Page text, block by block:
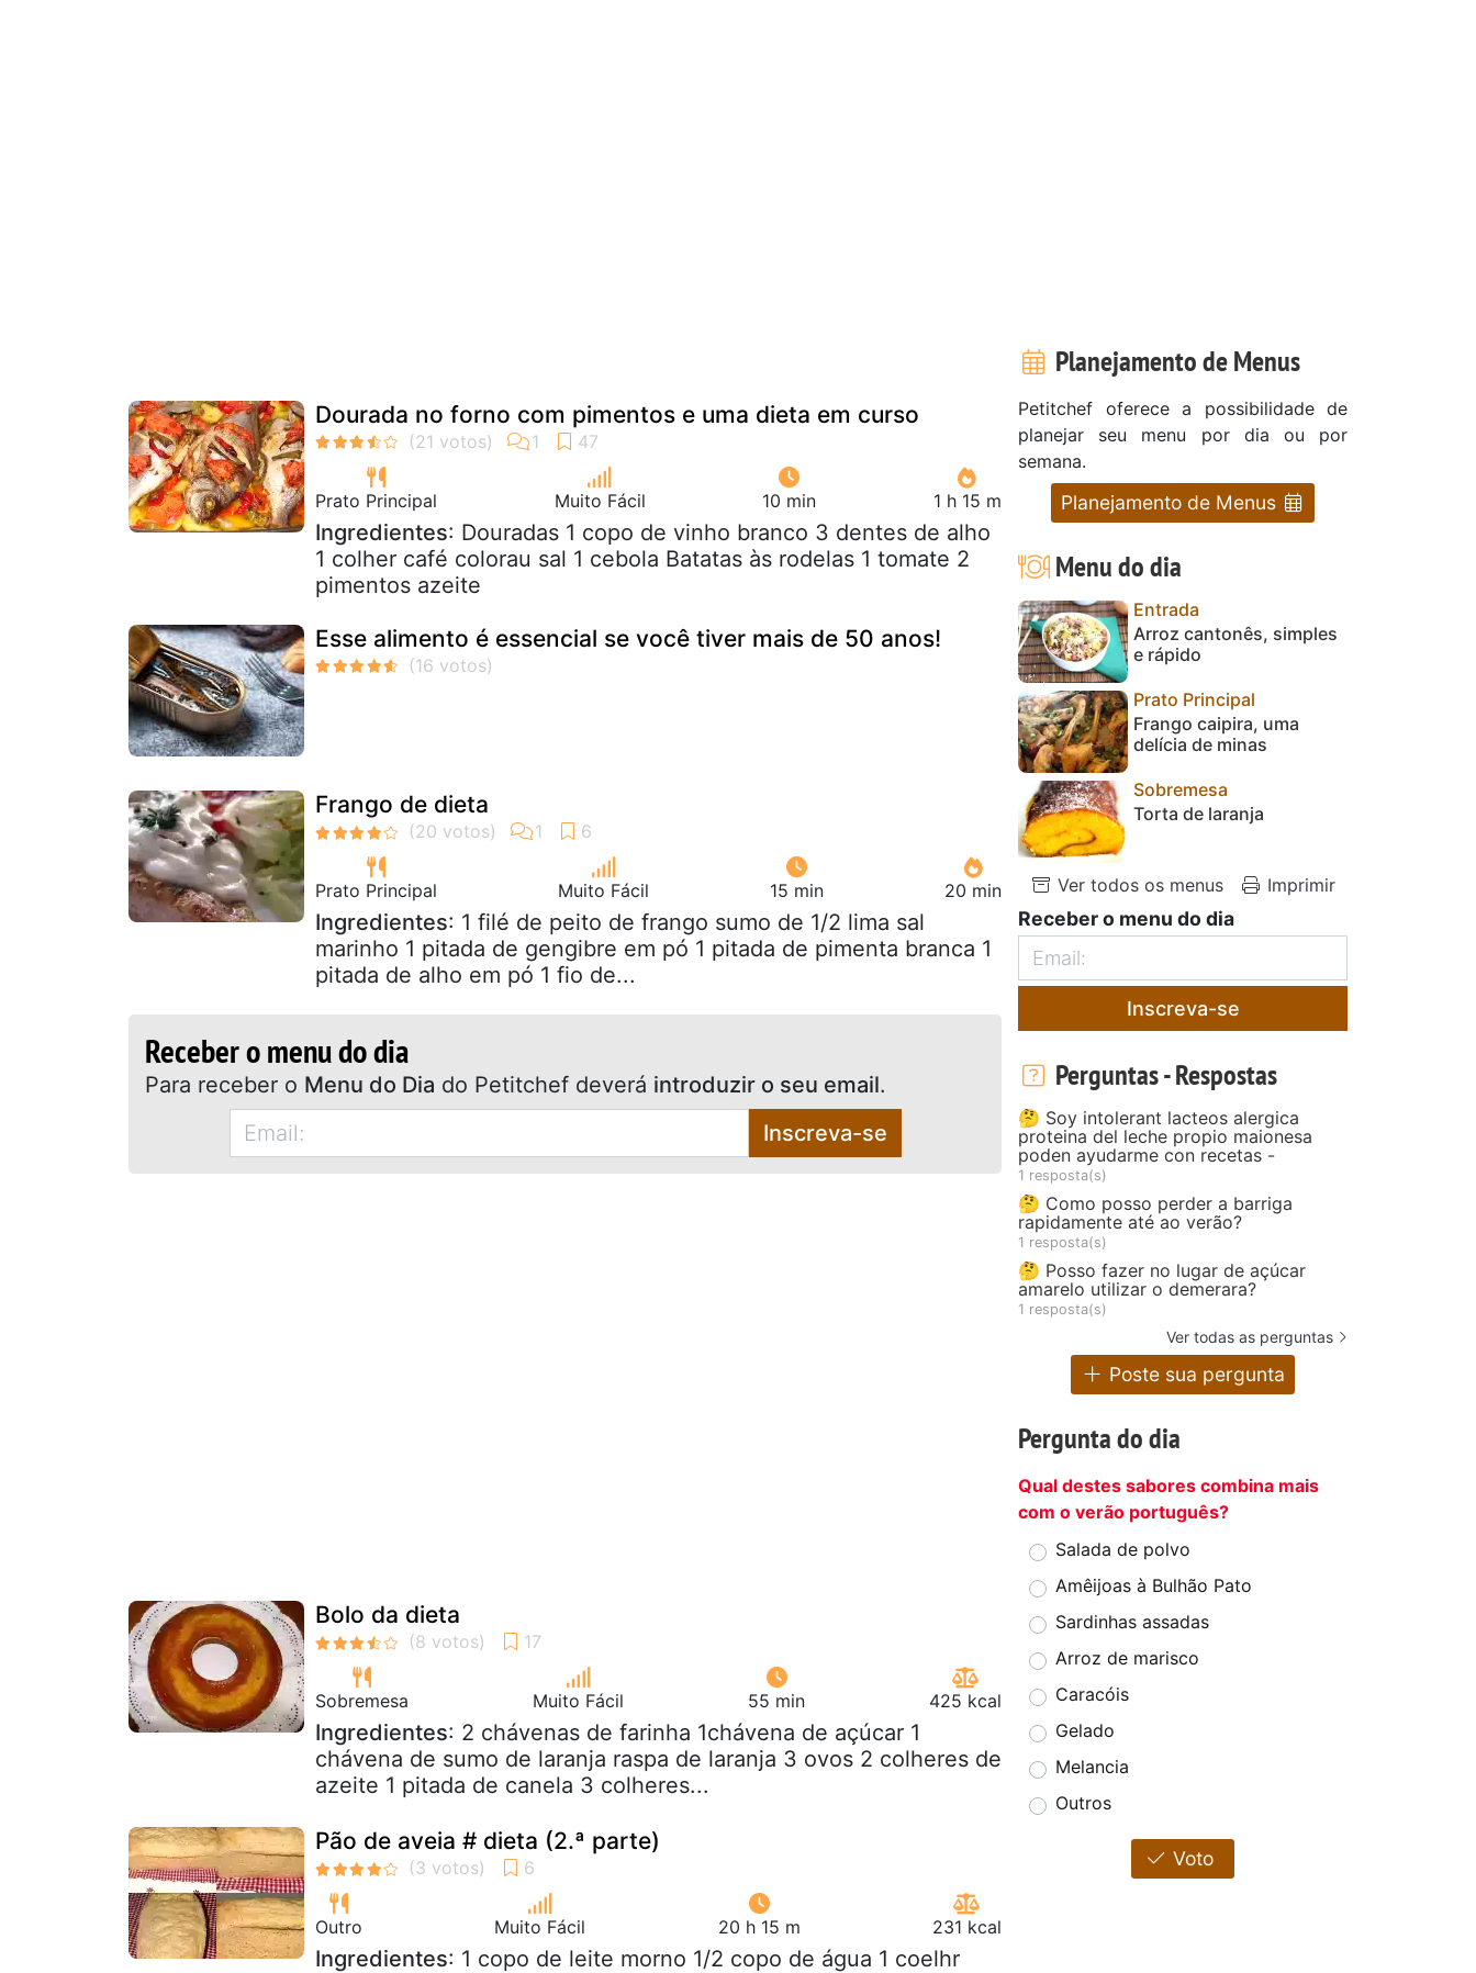
Dourada no forno com pimentos e uma dieta em curso
Prato Principal Muito Fácil 10 min 1 h 15 m
Ingredientes: Douradas 1 copo de vinho branco 3 dentes de alho
1 colher café colorau sal 1 cebola Batatas às rodelas 1 tomate 2
pimentos azeite
Esse alimento é essencial se você tiver mais de 50 anos!
Frango de dieta
Prato Principal Muito Fácil 15 min 20 min
Ingredientes: 1 filé de peito de frango sumo de 1/2 lima sal
marinho 1 pitada de gengibre em pó 1 pitada de pimenta branca 1
pitada de alho em pó 1 fio de...
Receber o menu do dia
Para receber o Menu do Dia do Petitchef deverá introduzir o seu email.
Inscreva-se
Bolo da dieta
Sobremesa Muito Fácil 55 min 425 kcal
Ingredientes: 2 chávenas de farinha 1chávena de açúcar 1
chávena de sumo de laranja raspa de laranja 3 ovos 2 colheres de
azeite 1 pitada de canela 3 colheres...
Pão de aveia # dieta (2.ª parte)
Outro Muito Fácil 20 h 15 m 231 kcal
Ingredientes: 1 copo de leite morno 1/2 copo de água 1 coelhr
Planejamento de Menus
Petitchef oferece a possibilidade de
planejar seu menu por dia ou por
semana.
Planejamento de Menus
Menu do dia
Entrada
Arroz cantonês, simples
e rápido
Prato Principal
Frango caipira, uma
delícia de minas
Sobremesa
Torta de laranja
Ver todos os menus Imprimir
Receber o menu do dia
Inscreva-se
Perguntas - Respostas
🤔 Soy intolerant lacteos alergica
proteina del leche propio maionesa
poden ayudarme con recetas -
1 resposta(s)
🤔 Como posso perder a barriga
rapidamente até ao verão?
1 resposta(s)
🤔 Posso fazer no lugar de açúcar
amarelo utilizar o demerara?
1 resposta(s)
Ver todas as perguntas
Poste sua pergunta
Pergunta do dia
Qual destes sabores combina mais
com o verão português?
Salada de polvo
Amêijoas à Bulhão Pato
Sardinhas assadas
Arroz de marisco
Caracóis
Gelado
Melancia
Outros
Voto